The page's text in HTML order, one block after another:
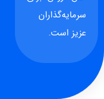
سرمایه‌گذاران
عزیز است.